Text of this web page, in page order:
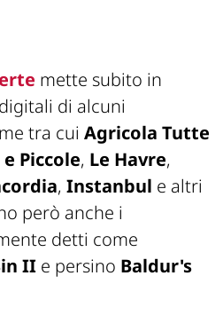
mette subito in
di alcuni
tra cui Agricola Tutte
Piccole, Le Havre,
, Instanbul e altri
però anche i
detti come
II e persino Baldur's